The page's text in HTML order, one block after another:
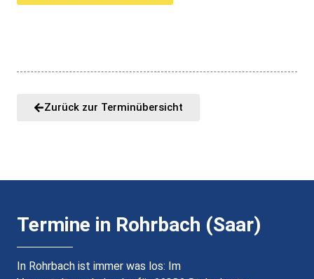
Zurück zur Terminübersicht
Termine in Rohrbach (Saar)
In Rohrbach ist immer was los: Im